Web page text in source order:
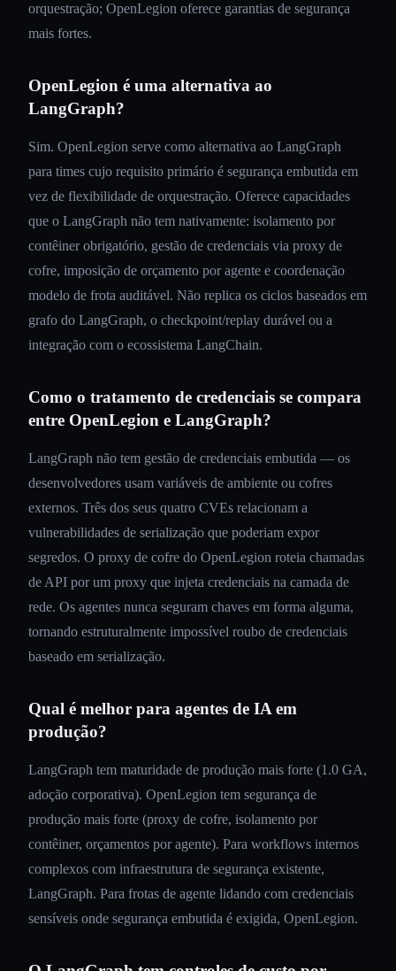
orquestração; OpenLegion oferece garantias de segurança
mais fortes.
OpenLegion é uma alternativa ao
LangGraph?
Sim. OpenLegion serve como alternativa ao LangGraph
para times cujo requisito primário é segurança embutida em
vez de flexibilidade de orquestração. Oferece capacidades
que o LangGraph não tem nativamente: isolamento por
contêiner obrigatório, gestão de credenciais via proxy de
cofre, imposição de orçamento por agente e coordenação
modelo de frota auditável. Não replica os ciclos baseados em
grafo do LangGraph, o checkpoint/replay durável ou a
integração com o ecossistema LangChain.
Como o tratamento de credenciais se compara
entre OpenLegion e LangGraph?
LangGraph não tem gestão de credenciais embutida — os
desenvolvedores usam variáveis de ambiente ou cofres
externos. Três dos seus quatro CVEs relacionam a
vulnerabilidades de serialização que poderiam expor
segredos. O proxy de cofre do OpenLegion roteia chamadas
de API por um proxy que injeta credenciais na camada de
rede. Os agentes nunca seguram chaves em forma alguma,
tornando estruturalmente impossível roubo de credenciais
baseado em serialização.
Qual é melhor para agentes de IA em
produção?
LangGraph tem maturidade de produção mais forte (1.0 GA,
adoção corporativa). OpenLegion tem segurança de
produção mais forte (proxy de cofre, isolamento por
contêiner, orçamentos por agente). Para workflows internos
complexos com infraestrutura de segurança existente,
LangGraph. Para frotas de agente lidando com credenciais
sensíveis onde segurança embutida é exigida, OpenLegion.